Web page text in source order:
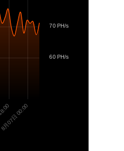
8月07日 00:00
60 PH/s
70 PH/s